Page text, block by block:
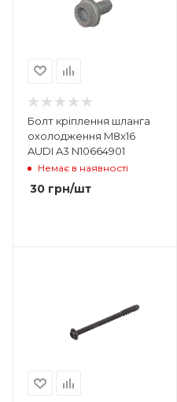
Болт кріплення шланга
охолодження M8x16
AUDI A3 N10664901
Немає в наявності
30 грн/шт